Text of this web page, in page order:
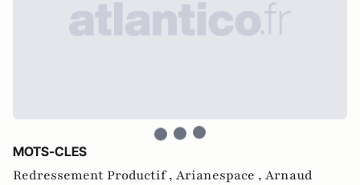
MOTS-CLES
Redressement Productif , Arianespace , Arnaud